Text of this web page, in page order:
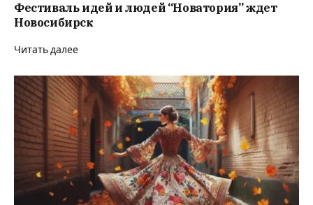
Фестиваль идей и людей “Новатория” ждет
Новосибирск
Читать далее